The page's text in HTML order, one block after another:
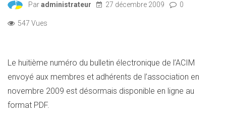
Paradministrateur 27 décembre 2009 0
547 Vues
Le huitième numéro du bulletin électronique de l’ACIM
envoyé aux membres et adhérents de l’association en
novembre 2009 est désormais disponible en ligne au
format PDF.